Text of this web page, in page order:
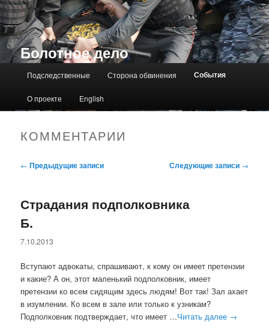
Болотное дело
Подследственные Сторона обвинения События
О проекте English
КОММЕНТАРИИ
Навигация по записям
← Предыдущие записи Следующие записи →
Страдания подполковника
Б.
7.10.2013
Вступают адвокаты, спрашивают, к кому он имеет претензии
и какие? А он, этот маленький подполковник, имеет
претензии ко всем сидящим здесь людям! Вот так! Зал ахает
в изумлении. Ко всем в зале или только к узникам?
Подполковник подтверждает, что имеет …Читать далее →